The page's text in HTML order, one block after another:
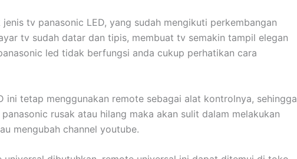
tv panasonic LED, yang sudah mengikuti perkembangan
tv sudah datar dan tipis, membuat tv semakin tampil elegan
led tidak berfungsi anda cukup perhatikan cara
ini tetap menggunakan remote sebagai alat kontrolnya, sehingga
rusak atau hilang maka akan sulit dalam melakukan
mengubah channel youtube.